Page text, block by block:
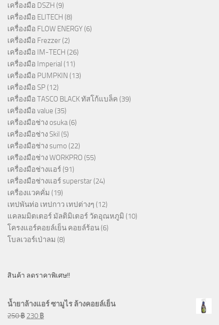
เครื่องมือ DSZH (9)
เครื่องมือ ELITECH (8)
เครื่องมือ FLOW ENERGY (6)
เครื่องมือ Frezzer (2)
เครื่องมือ IM-TECH (26)
เครื่องมือ Imperial (11)
เครื่องมือ PUMPKIN (13)
เครื่องมือ SP (12)
เครื่องมือ TASCO BLACK ทัสโก้แบล็ค (39)
เครื่องมือ value (35)
เครื่องมือช่าง osuka (6)
เครื่องมือช่าง Skil (5)
เครื่องมือช่าง sumo (22)
เครืองมือช่าง WORKPRO (55)
เครื่องมือช่างแอร์ (91)
เครื่องมือช่างแอร์ superstar (24)
เครื่องแวคคั่ม (19)
เทปพันท่อ เทปกาว เทปต่างๆ (12)
แคลมมิตเตอร์ มัลติมิเตอร์ วัดอุณหภูมิ (10)
โครงแอร์คอยล์เย็น คอยล์ร้อน (6)
โบลเวอร์เป่าลม (8)
สินค้า ลดราคาพิเศษ!!
น้ำยาล้างแอร์ ซามูไร ล้างคอยล์เย็น
250฿ 230 ฿